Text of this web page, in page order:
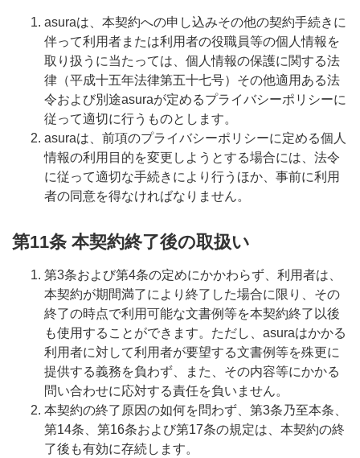
asuraは、本契約への申し込みその他の契約手続きに
伴って利用者または利用者の役職員等の個人情報を
取り扱うに当たっては、個人情報の保護に関する法
律（平成十五年法律第五十七号）その他適用ある法
令および別途asuraが定めるプライバシーポリシーに
従って適切に行うものとします。
asuraは、前項のプライバシーポリシーに定める個人
情報の利用目的を変更しようとする場合には、法令
に従って適切な手続きにより行うほか、事前に利用
者の同意を得なければなりません。
第11条 本契約終了後の取扱い
第3条および第4条の定めにかかわらず、利用者は、
本契約が期間満了により終了した場合に限り、その
終了の時点で利用可能な文書例等を本契約終了以後
も使用することができます。ただし、asuraはかかる
利用者に対して利用者が要望する文書例等を殊更に
提供する義務を負わず、また、その内容等にかかる
問い合わせに応対する責任を負いません。
本契約の終了原因の如何を問わず、第3条乃至本条、
第14条、第16条および第17条の規定は、本契約の終
了後も有効に存続します。